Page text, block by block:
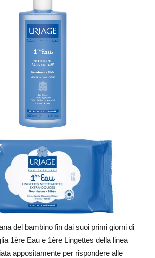
del bambino fin dai suoi primi giorni di
1ère Eau e 1ère Lingettes della linea
appositamente per rispondere alle